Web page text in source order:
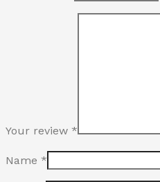
Your review *
Name *